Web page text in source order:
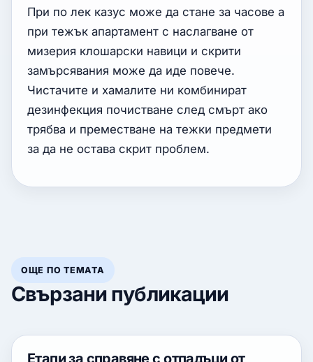
При по лек казус може да стане за часове а
при тежък апартамент с наслагване от
мизерия клошарски навици и скрити
замърсявания може да иде повече.
Чистачите и хамалите ни комбинират
дезинфекция почистване след смърт ако
трябва и преместване на тежки предмети
за да не остава скрит проблем.
ОЩЕ ПО ТЕМАТА
Свързани публикации
Етапи за справяне с отпадъци от